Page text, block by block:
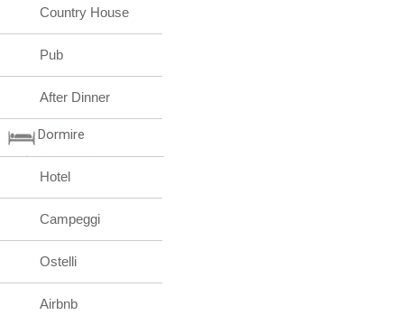
Country House
Pub
After Dinner
Dormire
Hotel
Campeggi
Ostelli
Airbnb